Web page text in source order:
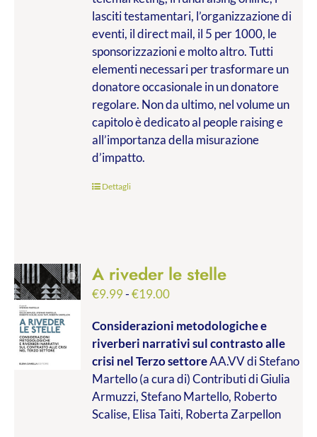
lasciti testamentari, l’organizzazione di
eventi, il direct mail, il 5 per 1000, le
sponsorizzazioni e molto altro. Tutti
elementi necessari per trasformare un
donatore occasionale in un donatore
regolare. Non da ultimo, nel volume un
capitolo è dedicato al people raising e
all’importanza della misurazione
d’impatto.
Dettagli
A riveder le stelle
€9.99-€19.00Fascia
prezzo:
da
€9.99
a
€19.00
Considerazioni metodologiche e
riverberi narrativi sul contrasto alle
crisi nel Terzo settoreAA.VV di Stefano
Martello (a cura di) Contributi di Giulia
Armuzzi, Stefano Martello, Roberto
Scalise, Elisa Taiti, Roberta Zarpellon